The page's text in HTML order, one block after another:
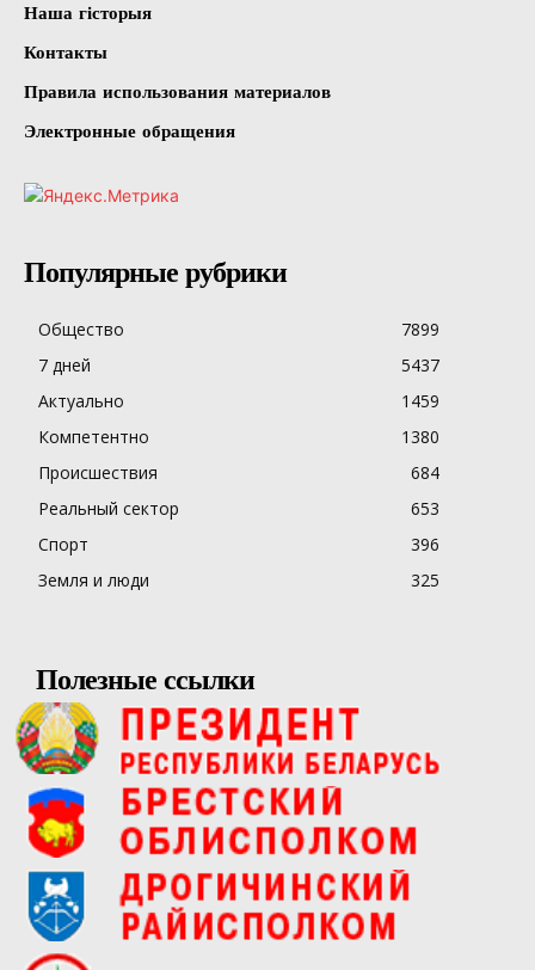
Наша гісторыя
Контакты
Правила использования материалов
Электронные обращения
Популярные рубрики
Общество
7899
7 дней
5437
Актуально
1459
Компетентно
1380
Происшествия
684
Реальный сектор
653
Спорт
396
Земля и люди
325
Полезные ссылки